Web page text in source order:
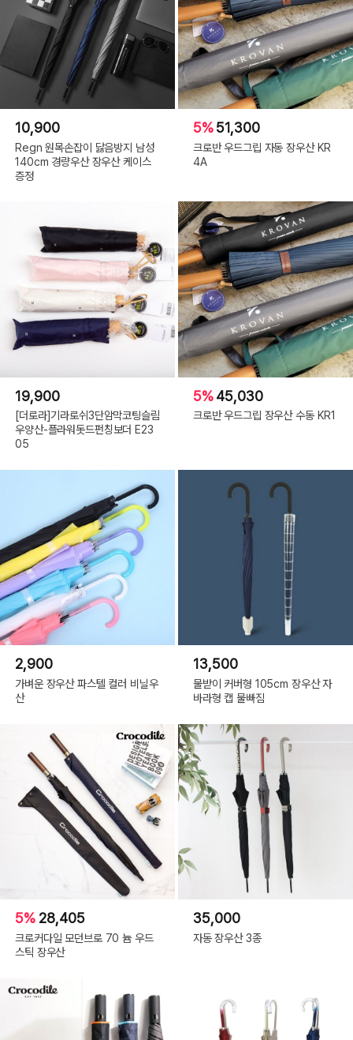
10,900
Regn 원목손잡이 닳음방지 남성
140cm 경량우산 장우산 케이스
증정
5%51,300
크로반 우드그립 자동 장우산 KR
4A
19,900
[더로라]기라로쉬3단암막코팅슬림
우양산-플라워돗드펀칭보더 E23
05
5%45,030
크로반 우드그립 장우산 수동 KR1
2,900
가벼운 장우산 파스텔 컬러 비닐우
산
13,500
물받이 커버형 105cm 장우산 자
바라형 캡 물빠짐
5% 28,405
크로커다일 모던브로 70 늄 우드
스틱 장우산
35,000
자동 장우산 3종